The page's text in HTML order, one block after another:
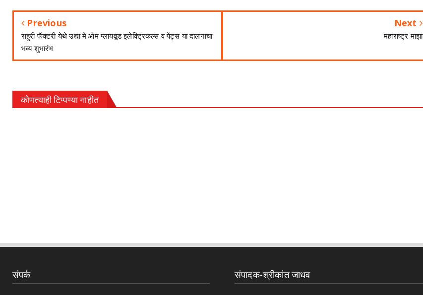
Previous
राहुरी फॅक्टरी येथे उद्या मे.ओम प्लायवूड इलेक्ट्रिकल्स व पेंट्स या दालनाचा
भव्य शुभारंभ
Next
महाराष्ट्र माझा
कोणत्याही टिप्पण्‍या नाहीत
संपर्क संपादक-श्रीकांत जाधव